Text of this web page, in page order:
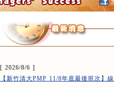
[ 2026/8/6 ]
【新竹清大PMP 11/8年底最後班次】